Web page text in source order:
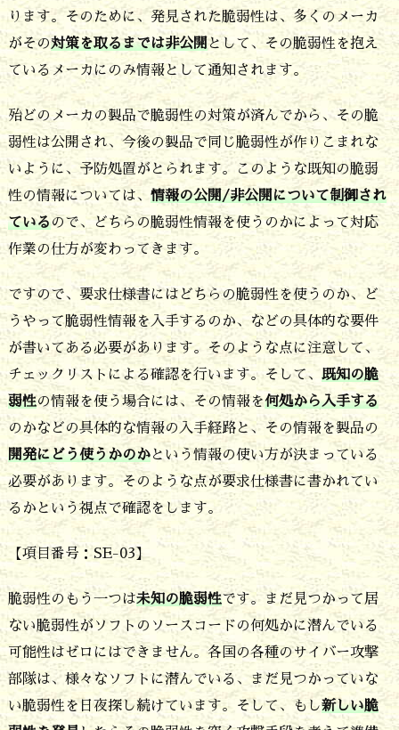
ィ
で
す
ります。そのために、発見された脆弱性は、多くのメーカ
がその対策を取るまでは非公開として、その脆弱性を抱え
ているメーカにのみ情報として通知されます。
殆どのメーカの製品で脆弱性の対策が済んでから、その脆
弱性は公開され、今後の製品で同じ脆弱性が作りこまれな
いように、予防処置がとられます。このような既知の脆弱
性の情報については、 情報の公開/非公開について制御され
ているので、どちらの脆弱性情報を使うのかによって対応
作業の仕方が変わってきます。
ですので、要求仕様書にはどちらの脆弱性を使うのか、ど
うやって脆弱性情報を入手するのか、などの具体的な要件
が書いてある必要があります。そのような点に注意して、
チェックリストによる確認を行います。そして、 既知の脆
弱性の情報を使う場合には、その情報を何処から入手する
のかなどの具体的な情報の入手経路と、その情報を製品の
開発にどう使うかのかという情報の使い方が決まっている
必要があります。そのような点が要求仕様書に書かれてい
るかという視点で確認をします。
【項目番号：SE-03】
脆弱性のもう一つは未知の脆弱性です。まだ見つかって居
ない脆弱性がソフトのソースコードの何処かに潜んでいる
可能性はゼロにはできません。各国の各種のサイバー攻撃
部隊は、様々なソフトに潜んでいる、まだ見つかっていな
い脆弱性を日夜探し続けています。そして、もし新しい脆